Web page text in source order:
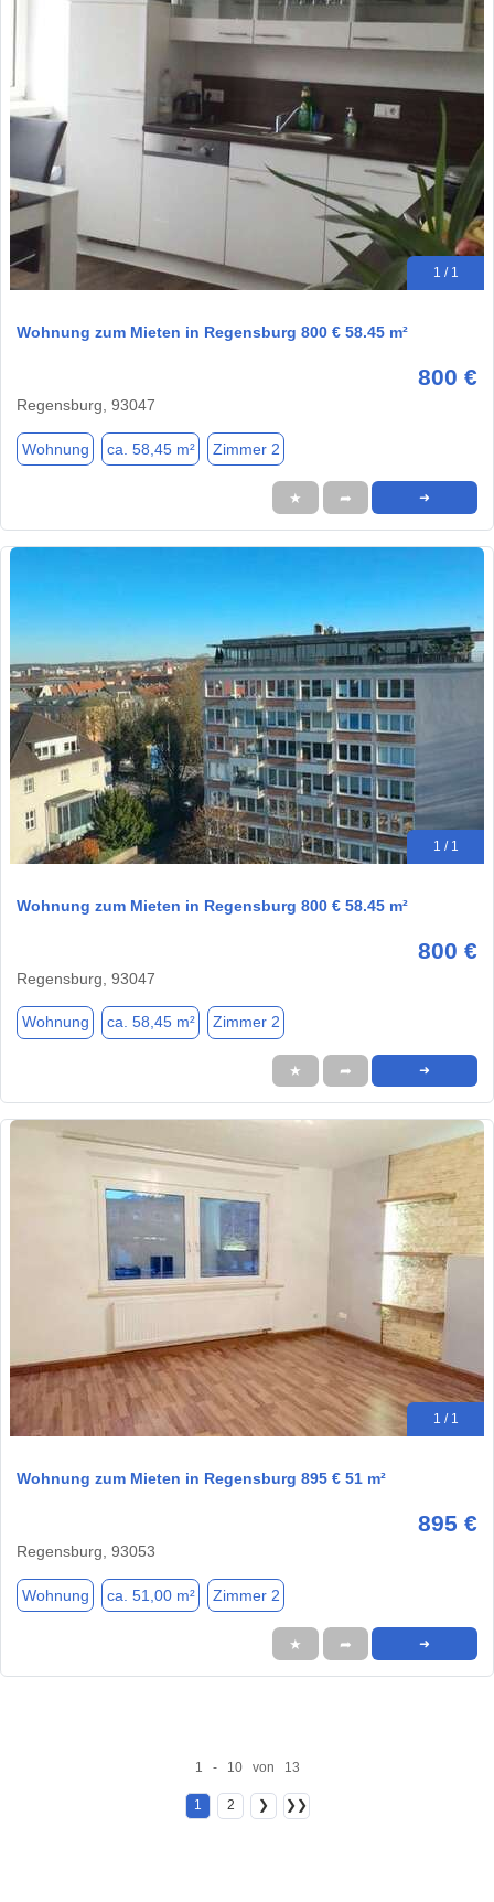
1 / 1
Wohnung zum Mieten in Regensburg 800 € 58.45 m²
800 €
Regensburg, 93047
Wohnung ca. 58,45 m² Zimmer 2
★ ➦ ➜
1 / 1
Wohnung zum Mieten in Regensburg 800 € 58.45 m²
800 €
Regensburg, 93047
Wohnung ca. 58,45 m² Zimmer 2
★ ➦ ➜
1 / 1
Wohnung zum Mieten in Regensburg 895 € 51 m²
895 €
Regensburg, 93053
Wohnung ca. 51,00 m² Zimmer 2
★ ➦ ➜
1 - 10 von 13
1 2 ❯ ❯❯